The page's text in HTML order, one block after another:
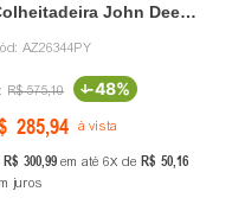
John Deere
AZ26344PY
R$ 575,10 -48%
285,94 à vista
R$ 30099 em até 6 de R$ 5016
juros